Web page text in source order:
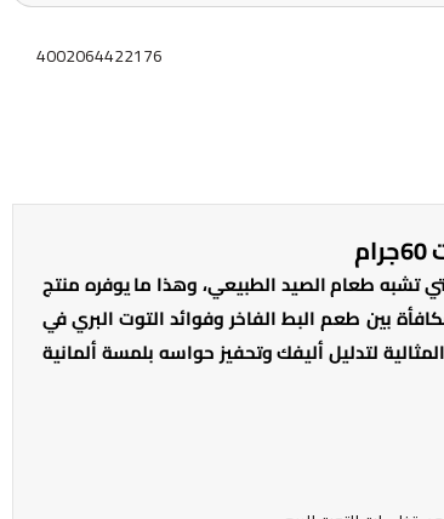
4002064422176
تشبه طعام الصيد الطبيعي، وهذا ما يوفره منتج
بين طعم البط الفاخر وفوائد التوت البري في
لتدليل أليفك وتحفيز حواسه بلمسة ألمانية